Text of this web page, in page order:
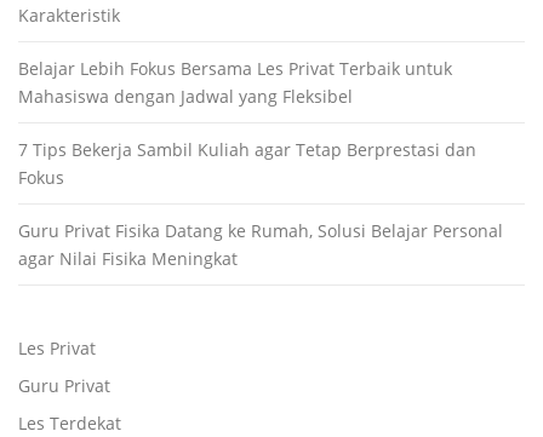
Karakteristik
Belajar Lebih Fokus Bersama Les Privat Terbaik untuk
Mahasiswa dengan Jadwal yang Fleksibel
7 Tips Bekerja Sambil Kuliah agar Tetap Berprestasi dan
Fokus
Guru Privat Fisika Datang ke Rumah, Solusi Belajar Personal
agar Nilai Fisika Meningkat
Les Privat
Guru Privat
Les Terdekat